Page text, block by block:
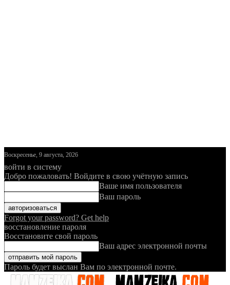
Воскресенье, 9 августа, 2026
войти в систему
Добро пожаловать! Войдите в свою учётную запись
Ваше имя пользователя
Ваш пароль
Forgot your password? Get help
восстановление пароля
Восстановите свой пароль
Ваш адрес электронной почты
Пароль будет выслан Вам по электронной почте.